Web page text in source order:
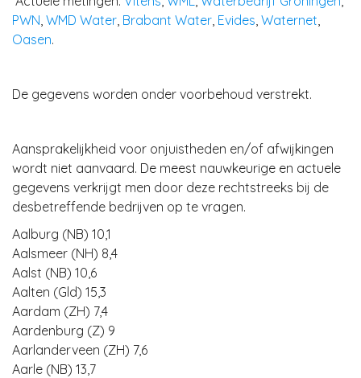
PWN, WMD Water, Brabant Water, Evides, Waternet,
Oasen.
De gegevens worden onder voorbehoud verstrekt.
Aansprakelijkheid voor onjuistheden en/of afwijkingen
wordt niet aanvaard. De meest nauwkeurige en actuele
gegevens verkrijgt men door deze rechtstreeks bij de
desbetreffende bedrijven op te vragen.
Aalburg (NB) 10,1
Aalsmeer (NH) 8,4
Aalst (NB) 10,6
Aalten (Gld) 15,3
Aardam (ZH) 7,4
Aardenburg (Z) 9
Aarlanderveen (ZH) 7,6
Aarle (NB) 13,7